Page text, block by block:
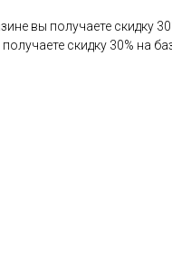
вы получаете скидку
скидку 30% на